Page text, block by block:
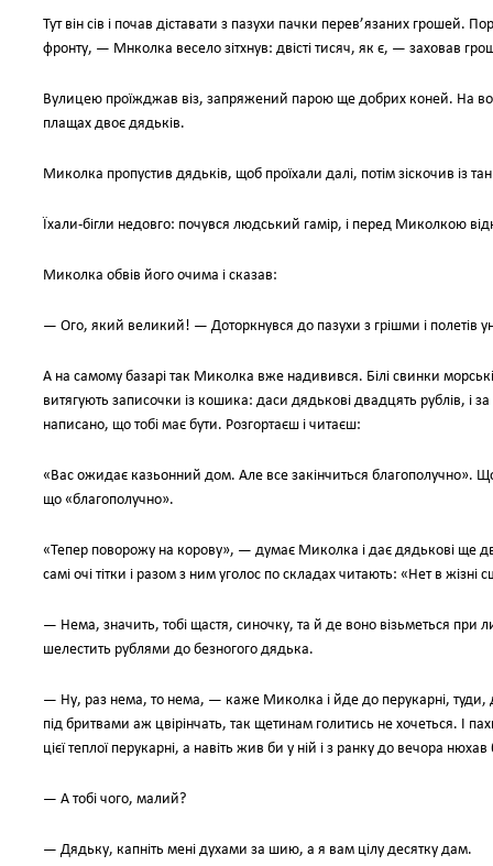
Тут він сів і почав діставати з пазухи пачки перев’язаних грошей.
фронту, — Мнколка весело зітхнув: двісті тисяч, як є, — заховав
Вулицею проїжджав віз, запряжений парою ще добрих коней. На
плащах двоє дядьків.
Миколка пропустив дядьків, щоб проїхали далі, потім зіскочив із
Їхали-бігли недовго: почувся людський гамір, і перед Миколкою
Миколка обвів його очима і сказав:
— Ого, який великий! — Доторкнувся до пазухи з грішми і полетів
А на самому базарі так Миколка вже надивився. Білі свинки
витягують записочки із кошика: даси дядькові двадцять рублів, і
написано, що тобі має бути. Розгортаєш і читаєш:
«Вас ожидає казьонний дом. Але все закінчиться благополучно».
що «благополучно».
«Тепер поворожу на корову», — думає Миколка і дає дядькові ще
самі очі тітки і разом з ним уголос по складах читають: «Нет в жізні
— Нема, значить, тобі щастя, синочку, та й де воно візьметься при
шелестить рублями до безногого дядька.
— Ну, раз нема, то нема, — каже Миколка і йде до перукарні, туди,
під бритвами аж цвірінчать, так щетинам голитись не хочеться. І
цієї теплої перукарні, а навіть жив би у ній і з ранку до вечора
— А тобі чого, малий?
— Дядьку, капніть мені духами за шию, а я вам цілу десятку дам.